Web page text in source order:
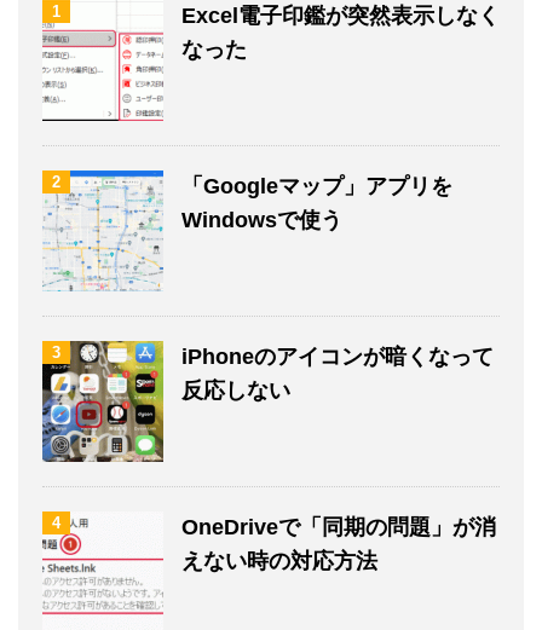
1
Excel電子印鑑が突然表示しなく
なった
2
「Googleマップ」アプリを
Windowsで使う
3
iPhoneのアイコンが暗くなって
反応しない
4
OneDriveで「同期の問題」が消
えない時の対応方法